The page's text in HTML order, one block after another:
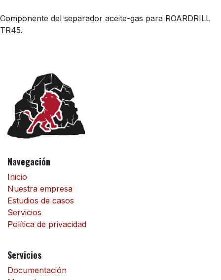
Componente del separador aceite-gas para ROARDRILL
TR45.
Navegación
Inicio
Nuestra empresa
Estudios de casos
Servicios
Política de privacidad
Servicios
Documentación